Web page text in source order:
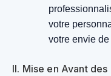
votre
votre envie de
II. Mise en Avant